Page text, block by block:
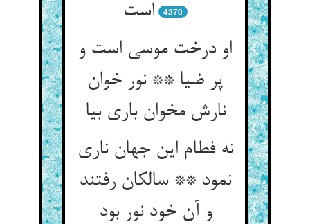
است
4370
او درخت موسی است و
پر ضیا ** نور خوان
نارش مخوان باری بیا
نه فطام این جهان ناری
نمود ** سالکان رفتند
و آن خود نور بود